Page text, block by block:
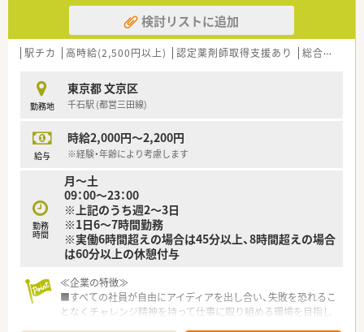
≪働きやすい環境です≫
■年間休日120日以上でお休みも取りやすい環境です。
■茗荷谷駅より徒歩圏内のため、通勤が便利です♪
アップできる環境です。
検討リストに追加
駅チカ 高時給(2,500円以上) 認定薬剤師取得支援あり 総合科目
勤務地
東京都 文京区
千石駅 (都営三田線)
給与
時給2,000円～2,200円
※経験・年齢により考慮します
勤務
時間
月～土
09：00～23：00
※上記のうち週2～3日
※1日6～7時間勤務
※実働6時間超えの場合は45分以上、8時間超えの場合
は60分以上の休憩付与
≪企業の特徴≫
■すべての社員が自由にアイディアを出し合い、失敗を恐れるこ
となくチャレンジ精神を持って仕事に取り組める環境を目指し